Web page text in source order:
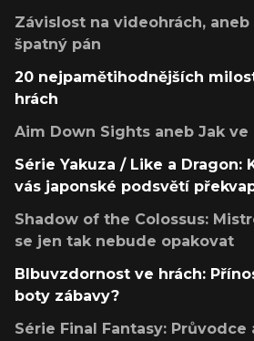
Závislost na videohrách,
špatný pán
20 nejpamětihodnějších
hrách
Aim Down Sights aneb Jak
Série Yakuza / Like a Dragon:
vás japonské podsvětí
Shadow of the Colossus:
se jen tak nebude opakovat
Blbuvzdornost ve hrách:
boty zábavy?
Série Final Fantasy: Průvodce